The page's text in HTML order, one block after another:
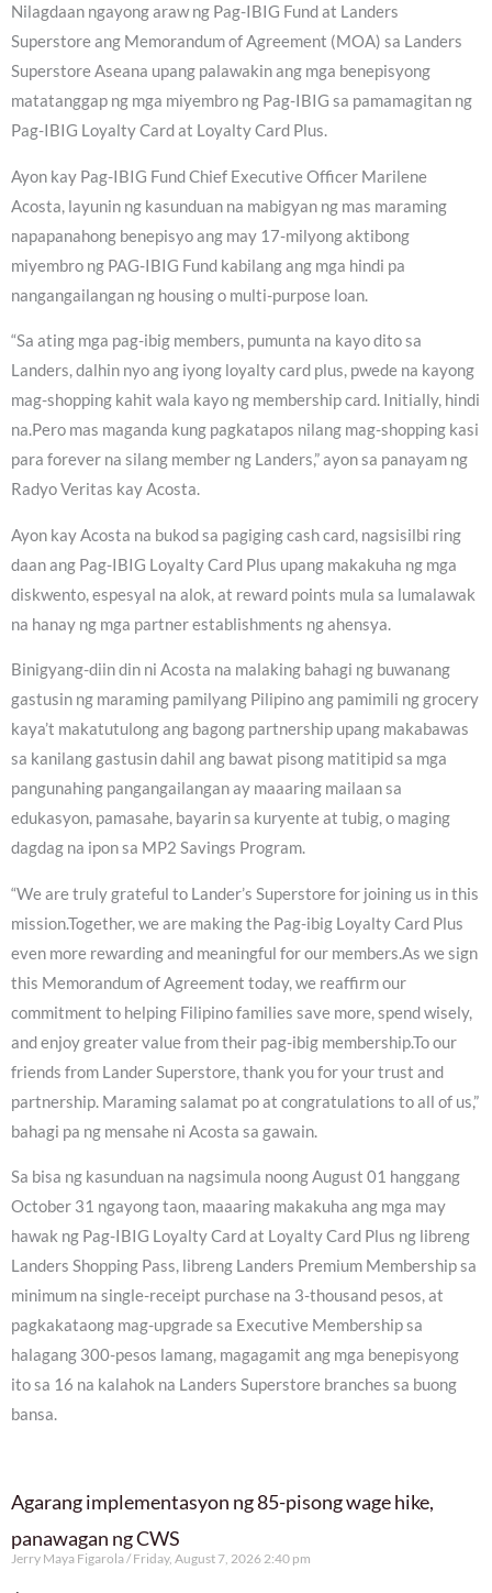
Nilagdaan ngayong araw ng Pag-IBIG Fund at Landers
Superstore ang Memorandum of Agreement (MOA) sa Landers
Superstore Aseana upang palawakin ang mga benepisyong
matatanggap ng mga miyembro ng Pag-IBIG sa pamamagitan ng
Pag-IBIG Loyalty Card at Loyalty Card Plus.
Ayon kay Pag-IBIG Fund Chief Executive Officer Marilene
Acosta, layunin ng kasunduan na mabigyan ng mas maraming
napapanahong benepisyo ang may 17-milyong aktibong
miyembro ng PAG-IBIG Fund kabilang ang mga hindi pa
nangangailangan ng housing o multi-purpose loan.
“Sa ating mga pag-ibig members, pumunta na kayo dito sa
Landers, dalhin nyo ang iyong loyalty card plus, pwede na kayong
mag-shopping kahit wala kayo ng membership card. Initially, hindi
na.Pero mas maganda kung pagkatapos nilang mag-shopping kasi
para forever na silang member ng Landers,” ayon sa panayam ng
Radyo Veritas kay Acosta.
Ayon kay Acosta na bukod sa pagiging cash card, nagsisilbi ring
daan ang Pag-IBIG Loyalty Card Plus upang makakuha ng mga
diskwento, espesyal na alok, at reward points mula sa lumalawak
na hanay ng mga partner establishments ng ahensya.
Binigyang-diin din ni Acosta na malaking bahagi ng buwanang
gastusin ng maraming pamilyang Pilipino ang pamimili ng grocery
kaya’t makatutulong ang bagong partnership upang makabawas
sa kanilang gastusin dahil ang bawat pisong matitipid sa mga
pangunahing pangangailangan ay maaaring mailaan sa
edukasyon, pamasahe, bayarin sa kuryente at tubig, o maging
dagdag na ipon sa MP2 Savings Program.
“We are truly grateful to Lander’s Superstore for joining us in this
mission.Together, we are making the Pag-ibig Loyalty Card Plus
even more rewarding and meaningful for our members.As we sign
this Memorandum of Agreement today, we reaffirm our
commitment to helping Filipino families save more, spend wisely,
and enjoy greater value from their pag-ibig membership.To our
friends from Lander Superstore, thank you for your trust and
partnership. Maraming salamat po at congratulations to all of us,”
bahagi pa ng mensahe ni Acosta sa gawain.
Sa bisa ng kasunduan na nagsimula noong August 01 hanggang
October 31 ngayong taon, maaaring makakuha ang mga may
hawak ng Pag-IBIG Loyalty Card at Loyalty Card Plus ng libreng
Landers Shopping Pass, libreng Landers Premium Membership sa
minimum na single-receipt purchase na 3-thousand pesos, at
pagkakataong mag-upgrade sa Executive Membership sa
halagang 300-pesos lamang, magagamit ang mga benepisyong
ito sa 16 na kalahok na Landers Superstore branches sa buong
bansa.
Agarang implementasyon ng 85-pisong wage hike,
panawagan ng CWS
Jerry Maya Figarola Friday, August 7, 2026 2:40 pm